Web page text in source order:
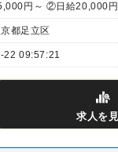
円～ ②日給20,000
都足立区
22 09:57:21
求人を